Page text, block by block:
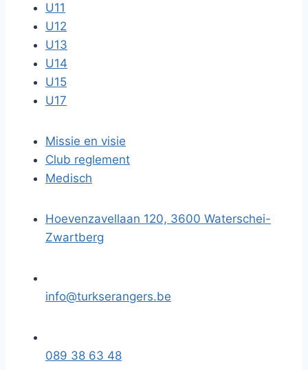
U11
U12
U13
U14
U15
U17
Missie en visie
Club reglement
Medisch
Hoevenzavellaan 120, 3600 Waterschei-
Zwartberg
info@turkserangers.be
089 38 63 48